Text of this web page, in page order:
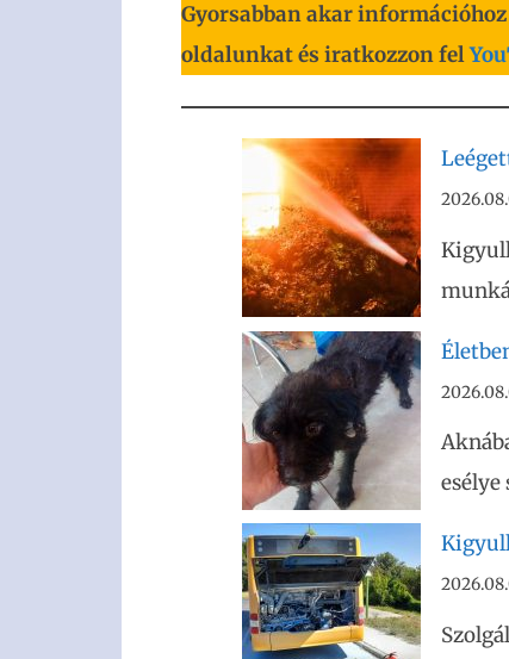
Gyorsabban akar
oldalunkat és iratkozzon fel